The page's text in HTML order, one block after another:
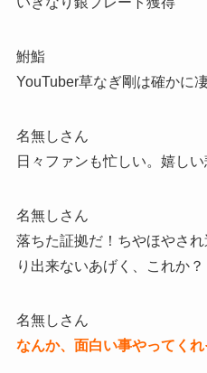
鮒鮨
YouTuber草なぎ剛は確かに
名無しさん
日々ファンも忙しい。嬉し
名無しさん
落ちた証拠だ！ちやほやさ
り出来ないあげく、これか？
名無しさん
なんか、面白い事やってくれ